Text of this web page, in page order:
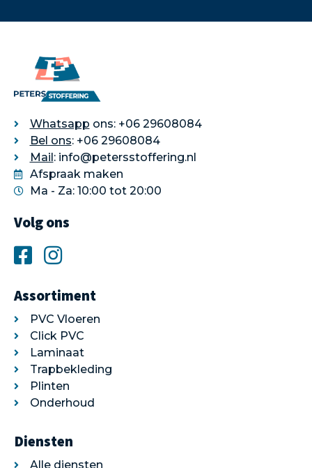
Whatsapp ons: +06 29608084
Bel ons: +06 29608084
Mail: info@petersstoffering.nl
Afspraak maken
Ma - Za: 10:00 tot 20:00
Volg ons
Assortiment
PVC Vloeren
Click PVC
Laminaat
Trapbekleding
Plinten
Onderhoud
Diensten
Alle diensten